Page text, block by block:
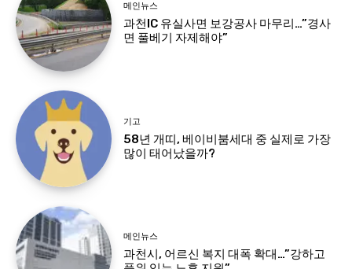
메인뉴스
과천IC 유실사면 보강공사 마무리…”경사
면 풀베기 자제해야”
기고
58년 개띠, 베이비붐세대 중 실제로 가장
많이 태어났을까?
메인뉴스
과천시, 어르신 복지 대폭 확대…”강하고